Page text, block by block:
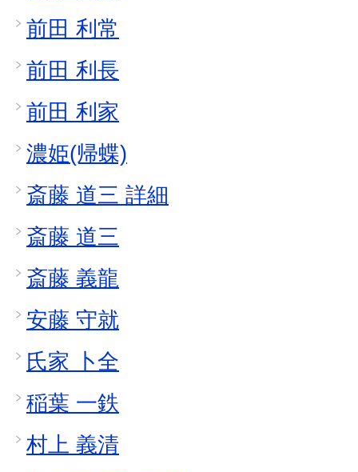
前田 利常
前田 利長
前田 利家
濃姫(帰蝶)
斎藤 道三 詳細
斎藤 道三
斎藤 義龍
安藤 守就
氏家 卜全
稲葉 一鉄
村上 義清